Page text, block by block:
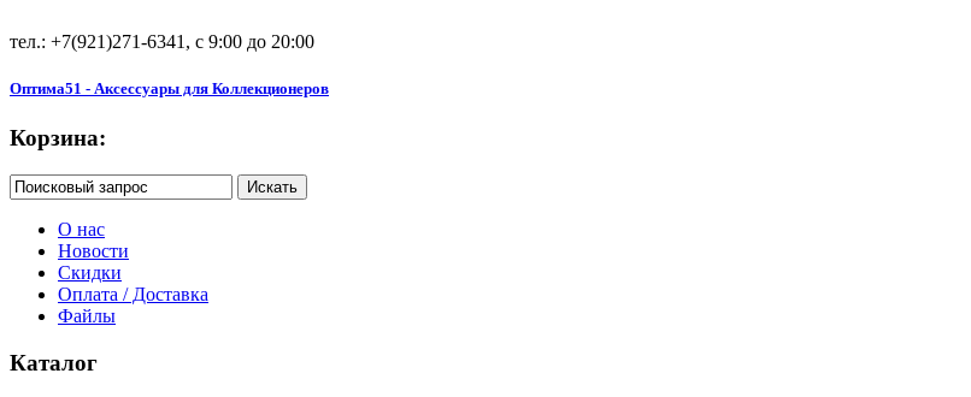
тел.: +7(921)271-6341, с 9:00 до 20:00
Оптима51 - Аксессуары для Коллекционеров
Корзина:
О нас
Новости
Скидки
Оплата / Доставка
Файлы
Каталог